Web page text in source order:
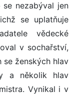
nezabýval jen
se uplatňuje
vědecké
v sochařství,
ženských hlav
a několik hlav
Vynikal i v